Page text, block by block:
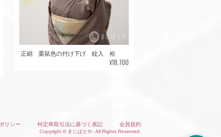
正絹 栗鼠色の付け下げ 紋入 袷
¥18,700
リシー 特定商取引法に基づく表記 会員規約
Copyright © きじばとや. All Rights Reserved.